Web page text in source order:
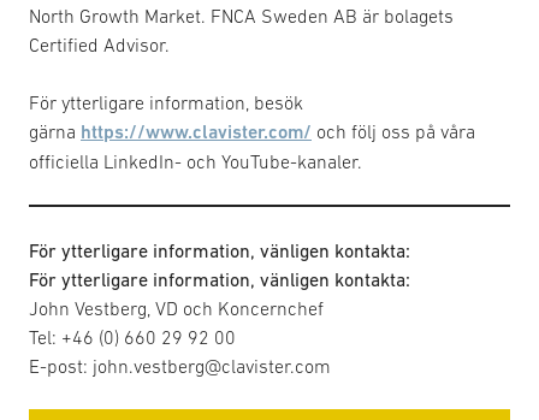
North Growth Market. FNCA Sweden AB är bolagets
Certified Advisor.
För ytterligare information, besök
gärna https://www.clavister.com/ och följ oss på våra
officiella LinkedIn- och YouTube-kanaler.
För ytterligare information, vänligen kontakta:
För ytterligare information, vänligen kontakta:
John Vestberg, VD och Koncernchef
Tel: +46 (0) 660 29 92 00
E-post: john.vestberg@clavister.com